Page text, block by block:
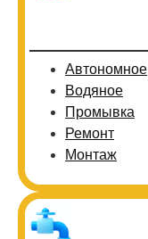
Автономное
Водяное
Промывка
Ремонт
Монтаж